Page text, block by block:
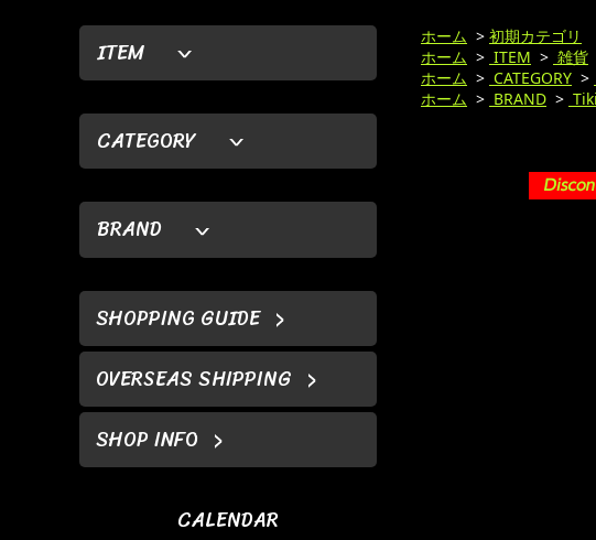
ITEM
CATEGORY
BRAND
SHOPPING GUIDE
OVERSEAS SHIPPING
SHOP INFO
CALENDAR
ホーム > 初期カテゴリ
ホーム > ITEM > 雑貨
ホーム > CATEGORY >
ホーム > BRAND >